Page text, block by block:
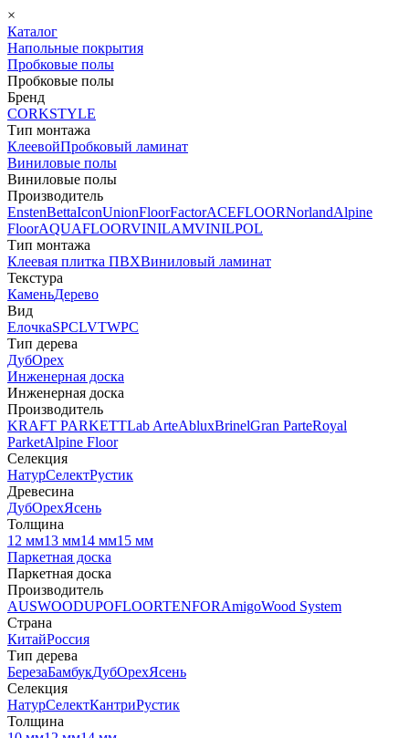
×
Каталог
Напольные покрытия
Пробковые полы
Пробковые полы
Бренд
CORKSTYLE
Тип монтажа
КлеевойПробковый ламинат
Виниловые полы
Виниловые полы
Производитель
EnstenBettaIconUnionFloorFactorACEFLOORNorlandAlpine
FloorAQUAFLOORVINILAMVINILPOL
Тип монтажа
Клеевая плитка ПВХВиниловый ламинат
Текстура
КаменьДерево
Вид
ЕлочкаSPCLVTWPC
Тип дерева
ДубОрех
Инженерная доска
Инженерная доска
Производитель
KRAFT PARKETTLab ArteAbluxBrinelGran ParteRoyal
ParketAlpine Floor
Селекция
НатурСелектРустик
Древесина
ДубОрехЯсень
Толщина
12 мм13 мм14 мм15 мм
Паркетная доска
Паркетная доска
Производитель
AUSWOODUPOFLOORTENFORAmigoWood System
Страна
КитайРоссия
Тип дерева
БерезаБамбукДубОрехЯсень
Селекция
НатурСелектКантриРустик
Толщина